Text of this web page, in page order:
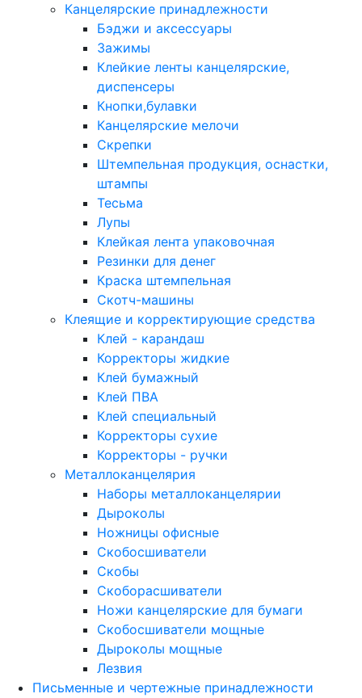
Канцелярские принадлежности
Бэджи и аксессуары
Зажимы
Клейкие ленты канцелярские,
диспенсеры
Кнопки,булавки
Канцелярские мелочи
Скрепки
Штемпельная продукция, оснастки,
штампы
Тесьма
Лупы
Клейкая лента упаковочная
Резинки для денег
Краска штемпельная
Скотч-машины
Клеящие и корректирующие средства
Клей - карандаш
Корректоры жидкие
Клей бумажный
Клей ПВА
Клей специальный
Корректоры сухие
Корректоры - ручки
Металлоканцелярия
Наборы металлоканцелярии
Дыроколы
Ножницы офисные
Скобосшиватели
Скобы
Скоборасшиватели
Ножи канцелярские для бумаги
Скобосшиватели мощные
Дыроколы мощные
Лезвия
Письменные и чертежные принадлежности